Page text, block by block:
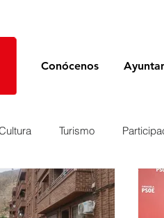
Conócenos
Turismo
Pedanías